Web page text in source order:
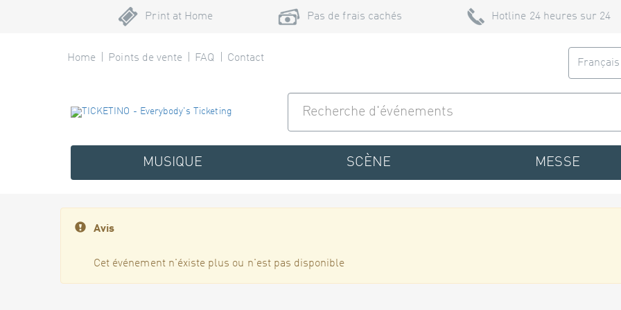
Print at Home Pas de frais cachés Hotline 24 heures sur 24
Home Points de vente FAQ Contact Français
MUSIQUE SCÈNE MESSE
Avis
Cet événement n'éxiste plus ou n'est pas disponible